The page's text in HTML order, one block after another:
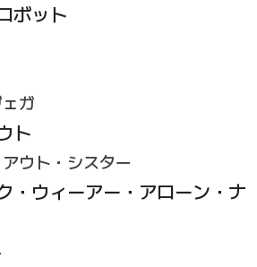
ボット
ガ
ト
ウト・シスター
・ウィーアー・アローン・ナ